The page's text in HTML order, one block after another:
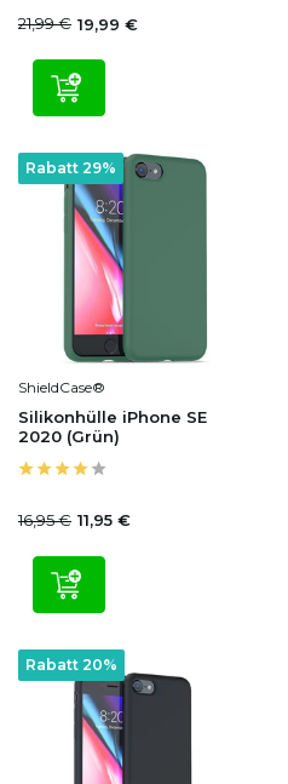
21,99 € 19,99 €
Rabatt 29%
ShieldCase®
Silikonhülle iPhone SE
2020 (Grün)
16,95 € 11,95 €
Rabatt 20%